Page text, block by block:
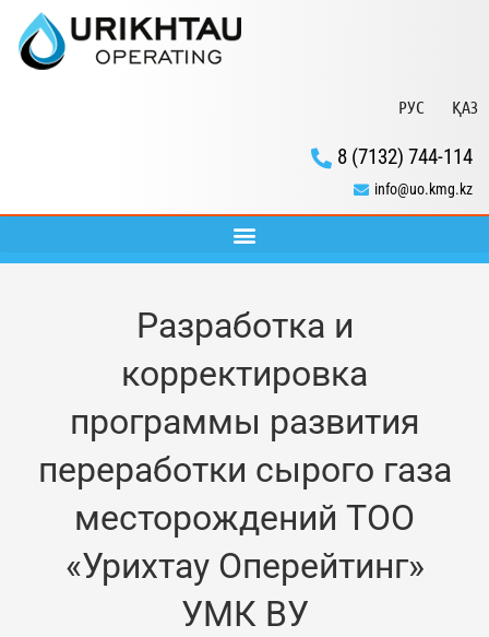
РУС ҚАЗ
8 (7132) 744-114
info@uo.kmg.kz
Разработка и
корректировка
программы развития
переработки сырого газа
месторождений ТОО
«Урихтау Оперейтинг»
УМК ВУ